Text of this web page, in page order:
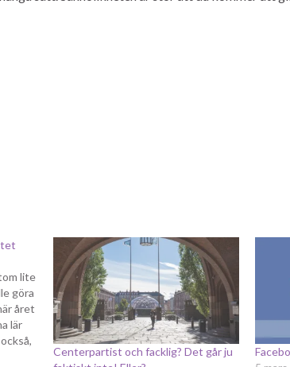
lite
göra
året
lär
Centerpartist och facklig? Det går ju